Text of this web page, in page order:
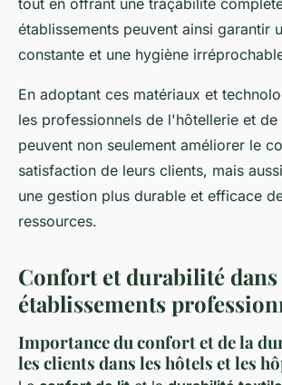
tout en offrant une traçabilité
établissements peuvent ainsi garantir
constante et une hygiène
En adoptant ces matériaux et
les professionnels de l'hôtellerie et de
peuvent non seulement améliorer le
satisfaction de leurs clients, mais
une gestion plus durable et efficace
ressources.
Confort et durabilité dans
établissements
Importance du confort et de la
les clients dans les hôtels et les